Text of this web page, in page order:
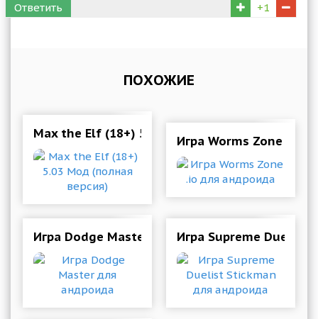
Ответить +1
ПОХОЖИЕ
Max the Elf (18+) 5.03 Мод (полная версия)
Игра Worms Zone .io
Игра Dodge Master для андроидаИгра Supreme Duelist